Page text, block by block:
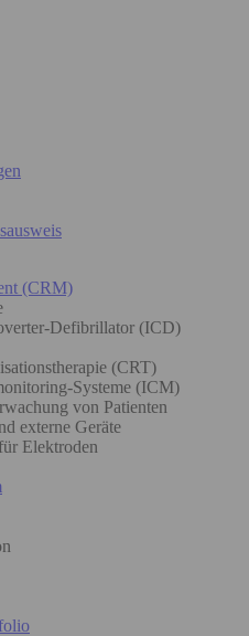
(CRM)
Defibrillator (ICD)
(CRT)
Systeme (ICM)
von Patienten
externe Geräte
Elektroden